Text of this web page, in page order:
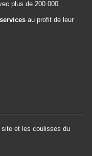
plus de 200.000
services au profit de leur
site et les coulisses du